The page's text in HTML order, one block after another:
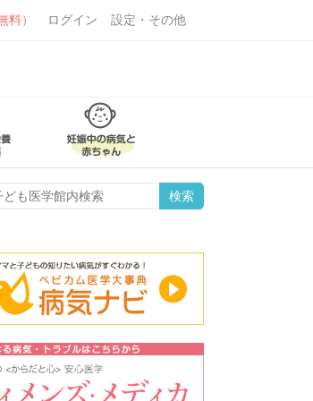
料） ログイン 設定・その他